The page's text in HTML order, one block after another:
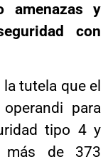
amenazas y
con
tutela que el
para
tipo 4 y
más de 373